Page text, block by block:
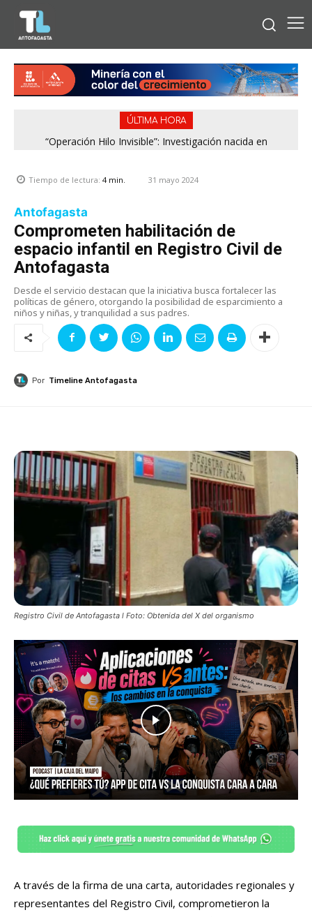
ÚLTIMA HORA
“Operación Hilo Invisible”: Investigación nacida en
Tiempo de lectura: 4min. 31 mayo 2024
Antofagasta
Comprometen habilitación de
espacio infantil en Registro Civil de
Antofagasta
Desde el servicio destacan que la iniciativa busca fortalecer las
políticas de género, otorgando la posibilidad de esparcimiento a
niños y niñas, y tranquilidad a sus padres.
Por Timeline Antofagasta
Registro Civil de Antofagasta l Foto: Obtenida del X del organismo
A través de la firma de una carta, autoridades regionales y
representantes del Registro Civil, comprometieron la